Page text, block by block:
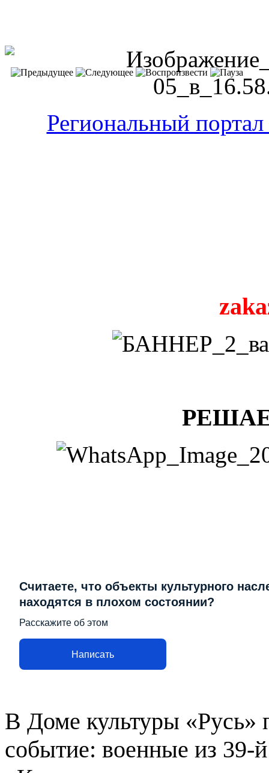
Региональный
Считаете, что объекты культурного
находятся в плохом состоянии?
Расскажите об этом
Написать
В Доме культуры «Русь»
событие: военные из 39-